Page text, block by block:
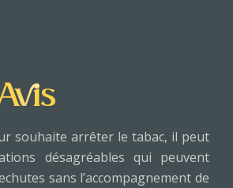
souhaite arrêter le tabac, il peut
désagréables qui peuvent
sans l’accompagnement de